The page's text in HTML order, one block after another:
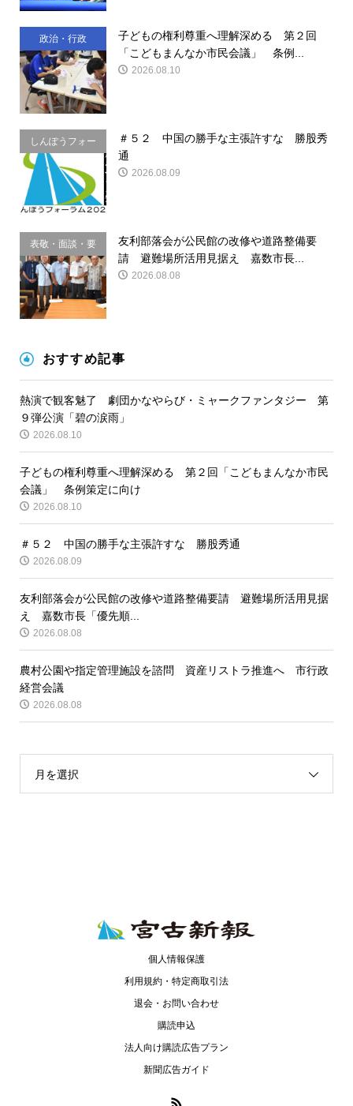
政治・行政
子どもの権利尊重へ理解深める 第２回
「こどもまんなか市民会議」 条例...
2026.08.10
しんぽうフォー
ラム
＃５２ 中国の勝手な主張許すな 勝股秀
通
2026.08.09
表敬・面談・要
請
友利部落会が公民館の改修や道路整備要
請 避難場所活用見据え 嘉数市長...
2026.08.08
おすすめ記事
熱演で観客魅了 劇団かなやらび・ミャークファンタジー 第
９弾公演「碧の涙雨」
2026.08.10
子どもの権利尊重へ理解深める 第２回「こどもまんなか市民
会議」 条例策定に向け
2026.08.10
＃５２ 中国の勝手な主張許すな 勝股秀通
2026.08.09
友利部落会が公民館の改修や道路整備要請 避難場所活用見据
え 嘉数市長「優先順...
2026.08.08
農村公園や指定管理施設を諮問 資産リストラ推進へ 市行政
経営会議
2026.08.08
月を選択
個人情報保護
利用規約・特定商取引法
退会・お問い合わせ
購読申込
法人向け購読広告プラン
新聞広告ガイド